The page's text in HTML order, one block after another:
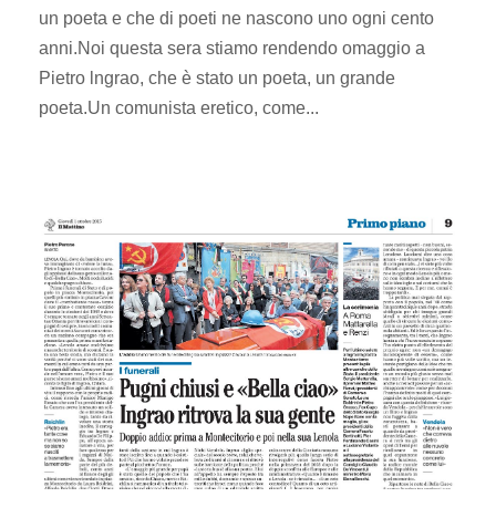
un poeta e che di poeti ne nascono uno ogni cento
anni.Noi questa sera stiamo rendendo omaggio a
Pietro lngrao, che è stato un poeta, un grande
poeta.Un comunista eretico, come...